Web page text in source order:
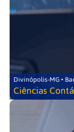
Divinópolis-MG •
Ciências